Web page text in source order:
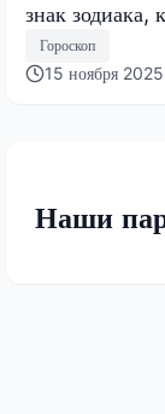
знак зодиака,
Гороскоп
15 ноября 2025
Наши